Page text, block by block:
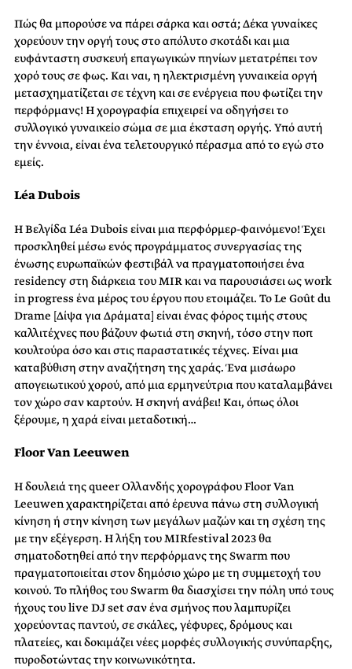
Πώς θα μπορούσε να πάρει σάρκα και οστά; Δέκα γυναίκες
χορεύουν την οργή τους στο απόλυτο σκοτάδι και μια
ευφάνταστη συσκευή επαγωγικών πηνίων μετατρέπει τον
χορό τους σε φως. Και ναι, η ηλεκτρισμένη γυναικεία οργή
μετασχηματίζεται σε τέχνη και σε ενέργεια που φωτίζει την
περφόρμανς! Η χορογραφία επιχειρεί να οδηγήσει το
συλλογικό γυναικείο σώμα σε μια έκσταση οργής. Υπό αυτή
την έννοια, είναι ένα τελετουργικό πέρασμα από το εγώ στο
εμείς.
Léa Dubois
Η Βελγίδα Léa Dubois είναι μια περφόρμερ-φαινόμενο! Έχει
προσκληθεί μέσω ενός προγράμματος συνεργασίας της
ένωσης ευρωπαϊκών φεστιβάλ να πραγματοποιήσει ένα
residency στη διάρκεια του MIR και να παρουσιάσει ως work
in progress ένα μέρος του έργου που ετοιμάζει. To Le Goût du
Drame [Δίψα για Δράματα] είναι ένας φόρος τιμής στους
καλλιτέχνες που βάζουν φωτιά στη σκηνή, τόσο στην ποπ
κουλτούρα όσο και στις παραστατικές τέχνες. Είναι μια
καταβύθιση στην αναζήτηση της χαράς. Ένα μισάωρο
απογειωτικού χορού, από μια ερμηνεύτρια που καταλαμβάνει
τον χώρο σαν καρτούν. Η σκηνή ανάβει! Και, όπως όλοι
ξέρουμε, η χαρά είναι μεταδοτική…
Floor Van Leeuwen
Η δουλειά της queer Ολλανδής χορογράφου Floor Van
Leeuwen χαρακτηρίζεται από έρευνα πάνω στη συλλογική
κίνηση ή στην κίνηση των μεγάλων μαζών και τη σχέση της
με την εξέγερση. Η λήξη του MIRfestival 2023 θα
σηματοδοτηθεί από την περφόρμανς της Swarm που
πραγματοποιείται στον δημόσιο χώρο με τη συμμετοχή του
κοινού. Το πλήθος του Swarm θα διασχίσει την πόλη υπό τους
ήχους του live DJ set σαν ένα σμήνος που λαμπυρίζει
χορεύοντας παντού, σε σκάλες, γέφυρες, δρόμους και
πλατείες, και δοκιμάζει νέες μορφές συλλογικής συνύπαρξης,
πυροδοτώντας την κοινωνικότητα.